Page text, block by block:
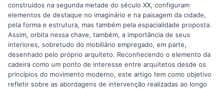
construídos na segunda metade do século XX, configuram
elementos de destaque no imaginário e na paisagem da cidade,
pela forma e estrutura, mas também pela espacialidade proposta.
Assim, orbita nessa chave, também, a importância de seus
interiores, sobretudo do mobiliário empregado, em parte,
desenhado pelo próprio arquiteto. Reconhecendo o elemento da
cadeira como um ponto de interesse entre arquitetos desde os
princípios do movimento moderno, este artigo tem como objetivo
refletir sobre as abordagens de intervenção realizadas ao longo